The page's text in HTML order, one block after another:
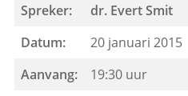
Spreker:
dr. Evert Smit
Datum:
20 januari 2015
Aanvang:
19:30 uur